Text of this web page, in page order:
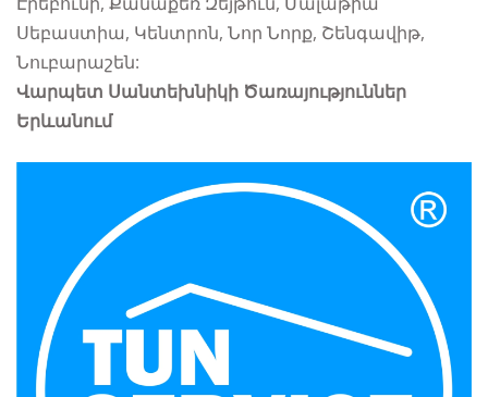
Սեբաստիա, Կենտրոն, Նոր Նորք, Շենգավիթ,
Նուբարաշեն:
Վարպետ Սանտեխնիկի Ծառայություններ
Երևանում